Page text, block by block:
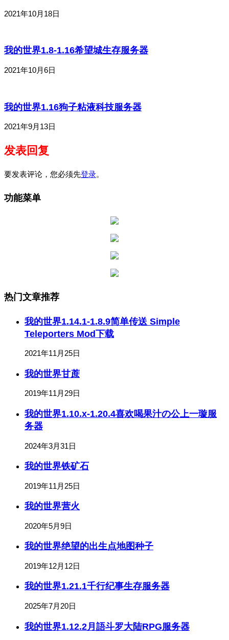
2021年10月18日
我的世界1.8-1.16希望城生存服务器
2021年10月6日
我的世界1.16狗子粘液科技服务器
2021年9月13日
发表回复
要发表评论，您必须先登录。
功能菜单
热门文章推荐
我的世界1.14.1-1.8.9简单传送 Simple
Teleporters Mod下载
2021年11月25日
我的世界甘蔗
2019年11月29日
我的世界1.10.x-1.20.4喜欢喝果汁の公上一璇服
务器
2024年3月31日
我的世界铁矿石
2019年11月25日
我的世界营火
2020年5月9日
我的世界绝望的出生点地图种子
2019年12月12日
我的世界1.21.1千行纪事生存服务器
2025年7月20日
我的世界1.12.2月語斗罗大陆RPG服务器